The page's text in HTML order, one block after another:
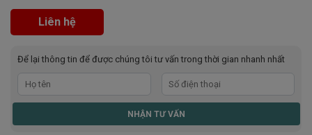
Liên hệ
Để lại thông tin để được chúng tôi tư vấn trong thời gian nhanh nhất